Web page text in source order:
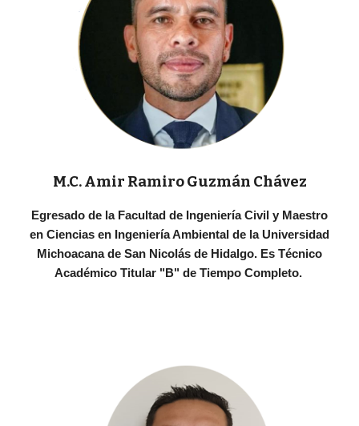
M.C. Amir Ramiro Guzmán Chávez
Egresado de la Facultad de Ingeniería Civil y Maestro
en Ciencias en Ingeniería Ambiental de la Universidad
Michoacana de San Nicolás de Hidalgo. Es Técnico
Académico Titular "B" de Tiempo Completo.